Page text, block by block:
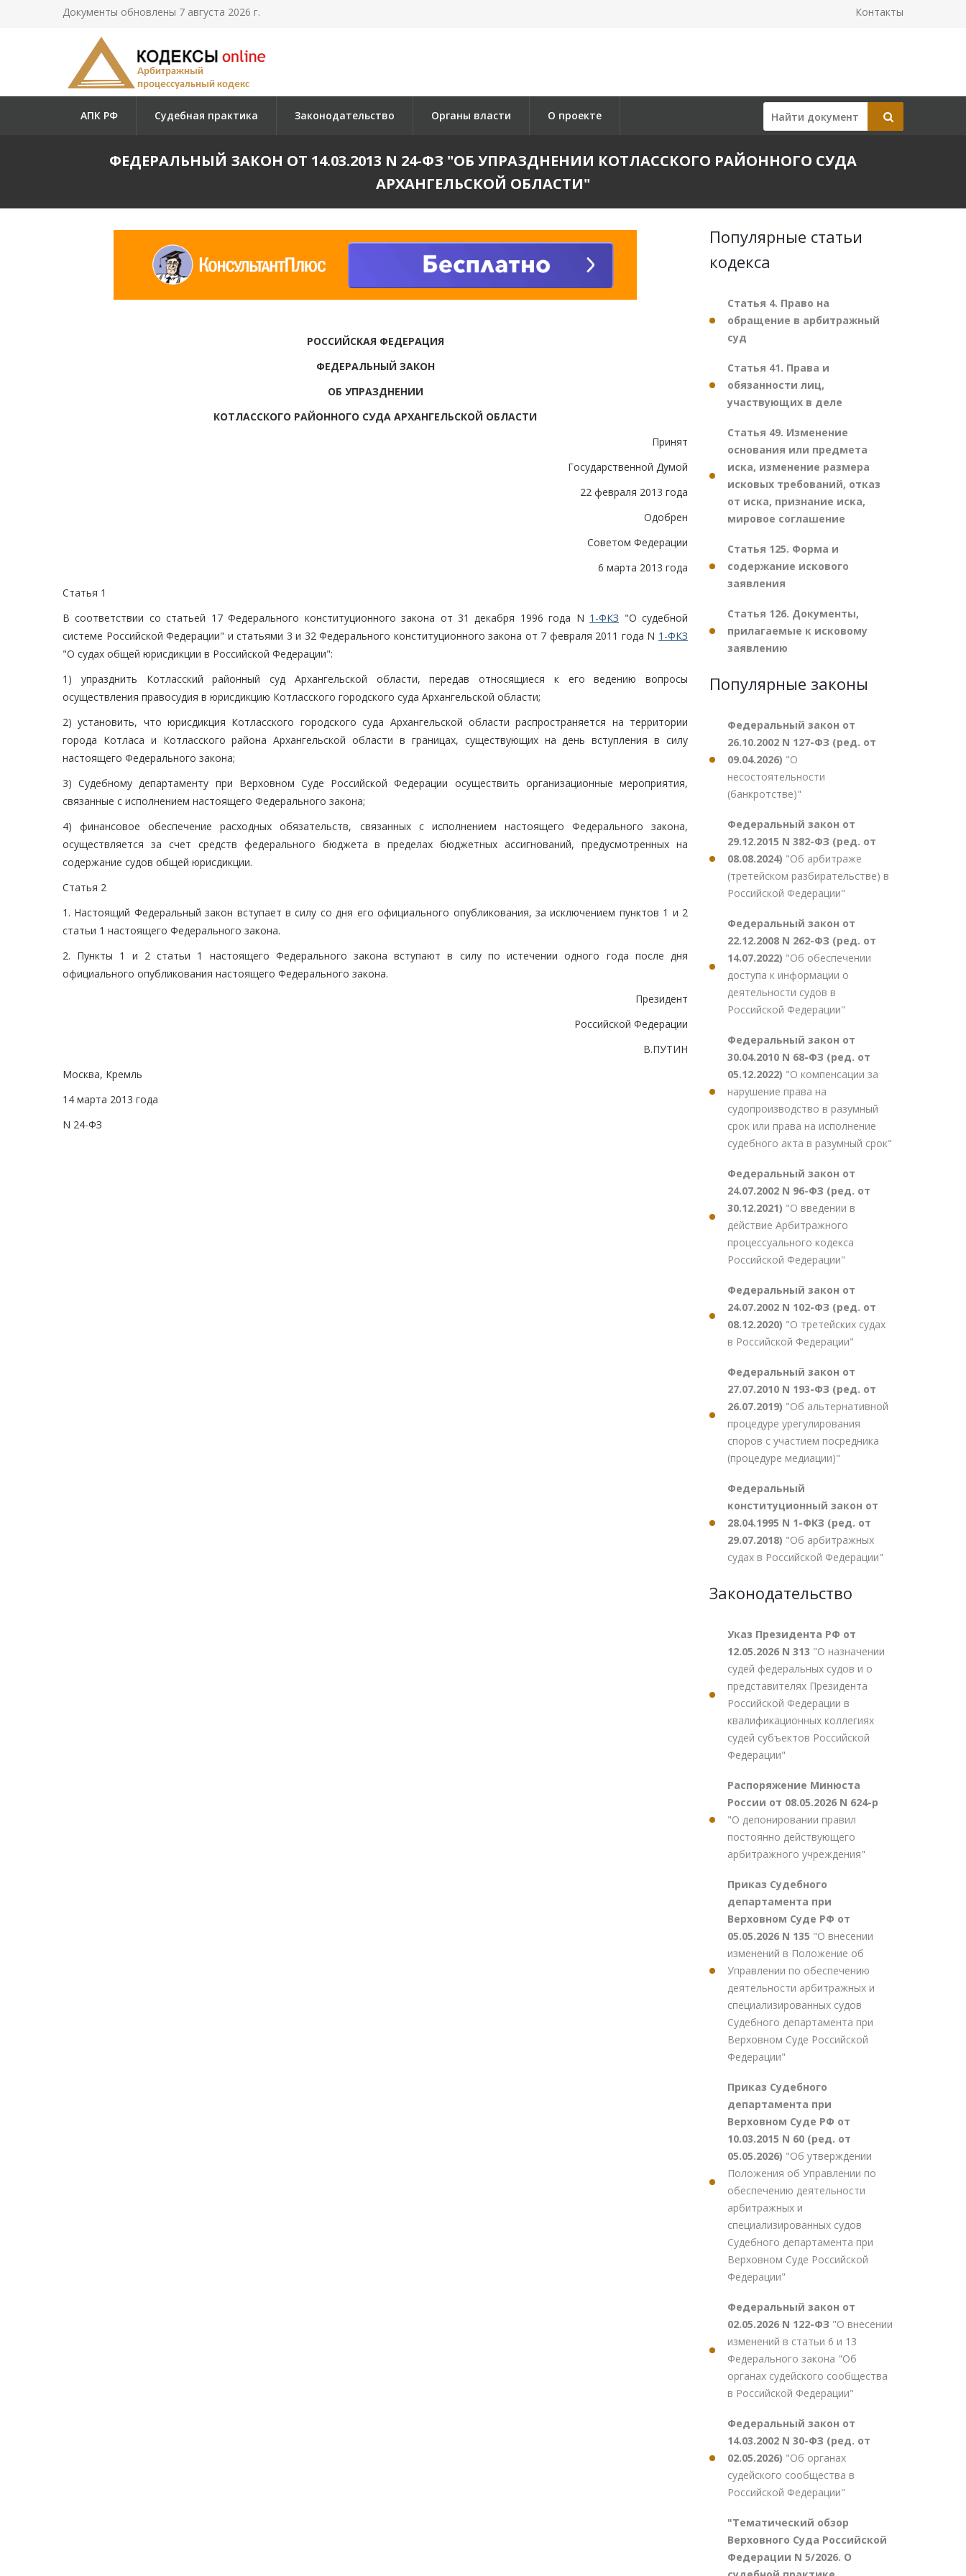
Документы обновлены 7 августа 2026 г. Контакты
АПК РФ Судебная практика Законодательство Органы власти О проекте
ФЕДЕРАЛЬНЫЙ ЗАКОН ОТ 14.03.2013 N 24-ФЗ "ОБ УПРАЗДНЕНИИ КОТЛАССКОГО РАЙОННОГО СУДА
АРХАНГЕЛЬСКОЙ ОБЛАСТИ"
РОССИЙСКАЯ ФЕДЕРАЦИЯ
ФЕДЕРАЛЬНЫЙ ЗАКОН
ОБ УПРАЗДНЕНИИ
КОТЛАССКОГО РАЙОННОГО СУДА АРХАНГЕЛЬСКОЙ ОБЛАСТИ
Принят
Государственной Думой
22 февраля 2013 года
Одобрен
Советом Федерации
6 марта 2013 года
Статья 1
В соответствии со статьей 17 Федерального конституционного закона от 31 декабря 1996 года N 1-ФКЗ "О судебной
системе Российской Федерации" и статьями 3 и 32 Федерального конституционного закона от 7 февраля 2011 года N 1-ФКЗ
"О судах общей юрисдикции в Российской Федерации":
1) упразднить Котласский районный суд Архангельской области, передав относящиеся к его ведению вопросы
осуществления правосудия в юрисдикцию Котласского городского суда Архангельской области;
2) установить, что юрисдикция Котласского городского суда Архангельской области распространяется на территории
города Котласа и Котласского района Архангельской области в границах, существующих на день вступления в силу
настоящего Федерального закона;
3) Судебному департаменту при Верховном Суде Российской Федерации осуществить организационные мероприятия,
связанные с исполнением настоящего Федерального закона;
4) финансовое обеспечение расходных обязательств, связанных с исполнением настоящего Федерального закона,
осуществляется за счет средств федерального бюджета в пределах бюджетных ассигнований, предусмотренных на
содержание судов общей юрисдикции.
Статья 2
1. Настоящий Федеральный закон вступает в силу со дня его официального опубликования, за исключением пунктов 1 и 2
статьи 1 настоящего Федерального закона.
2. Пункты 1 и 2 статьи 1 настоящего Федерального закона вступают в силу по истечении одного года после дня
официального опубликования настоящего Федерального закона.
Президент
Российской Федерации
В.ПУТИН
Москва, Кремль
14 марта 2013 года
N 24-ФЗ
Популярные статьи
кодекса
Статья 4. Право на
обращение в арбитражный
суд
Статья 41. Права и
обязанности лиц,
участвующих в деле
Статья 49. Изменение
основания или предмета
иска, изменение размера
исковых требований, отказ
от иска, признание иска,
мировое соглашение
Статья 125. Форма и
содержание искового
заявления
Статья 126. Документы,
прилагаемые к исковому
заявлению
Популярные законы
Федеральный закон от
26.10.2002 N 127-ФЗ (ред. от
09.04.2026) "О
несостоятельности
(банкротстве)"
Федеральный закон от
29.12.2015 N 382-ФЗ (ред. от
08.08.2024) "Об арбитраже
(третейском разбирательстве) в
Российской Федерации"
Федеральный закон от
22.12.2008 N 262-ФЗ (ред. от
14.07.2022) "Об обеспечении
доступа к информации о
деятельности судов в
Российской Федерации"
Федеральный закон от
30.04.2010 N 68-ФЗ (ред. от
05.12.2022) "О компенсации за
нарушение права на
судопроизводство в разумный
срок или права на исполнение
судебного акта в разумный срок"
Федеральный закон от
24.07.2002 N 96-ФЗ (ред. от
30.12.2021) "О введении в
действие Арбитражного
процессуального кодекса
Российской Федерации"
Федеральный закон от
24.07.2002 N 102-ФЗ (ред. от
08.12.2020) "О третейских судах
в Российской Федерации"
Федеральный закон от
27.07.2010 N 193-ФЗ (ред. от
26.07.2019) "Об альтернативной
процедуре урегулирования
споров с участием посредника
(процедуре медиации)"
Федеральный
конституционный закон от
28.04.1995 N 1-ФКЗ (ред. от
29.07.2018) "Об арбитражных
судах в Российской Федерации"
Законодательство
Указ Президента РФ от
12.05.2026 N 313 "О назначении
судей федеральных судов и о
представителях Президента
Российской Федерации в
квалификационных коллегиях
судей субъектов Российской
Федерации"
Распоряжение Минюста
России от 08.05.2026 N 624-р
"О депонировании правил
постоянно действующего
арбитражного учреждения"
Приказ Судебного
департамента при
Верховном Суде РФ от
05.05.2026 N 135 "О внесении
изменений в Положение об
Управлении по обеспечению
деятельности арбитражных и
специализированных судов
Судебного департамента при
Верховном Суде Российской
Федерации"
Приказ Судебного
департамента при
Верховном Суде РФ от
10.03.2015 N 60 (ред. от
05.05.2026) "Об утверждении
Положения об Управлении по
обеспечению деятельности
арбитражных и
специализированных судов
Судебного департамента при
Верховном Суде Российской
Федерации"
Федеральный закон от
02.05.2026 N 122-ФЗ "О внесении
изменений в статьи 6 и 13
Федерального закона "Об
органах судейского сообщества
в Российской Федерации"
Федеральный закон от
14.03.2002 N 30-ФЗ (ред. от
02.05.2026) "Об органах
судейского сообщества в
Российской Федерации"
"Тематический обзор
Верховного Суда Российской
Федерации N 5/2026. О